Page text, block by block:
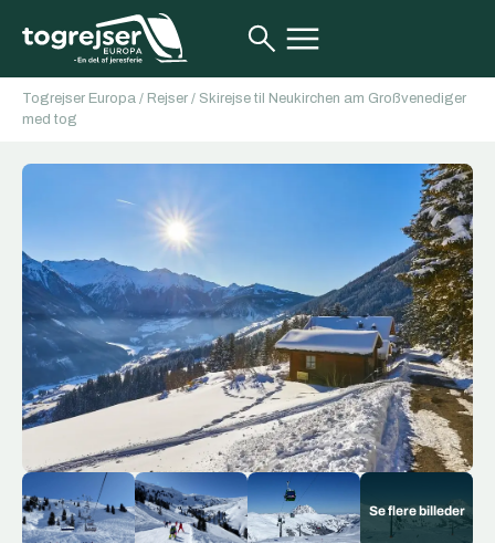
Togrejser Europa / Rejser / Skirejse til Neukirchen am Großvenediger
med tog